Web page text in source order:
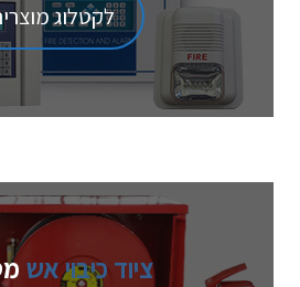
לקטלוג
ציוד כיבוי אש